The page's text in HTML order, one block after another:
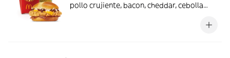
pollo crujiente, bacon, cheddar, cebolla
harina de trigo con copos de patata. ¡Sabor